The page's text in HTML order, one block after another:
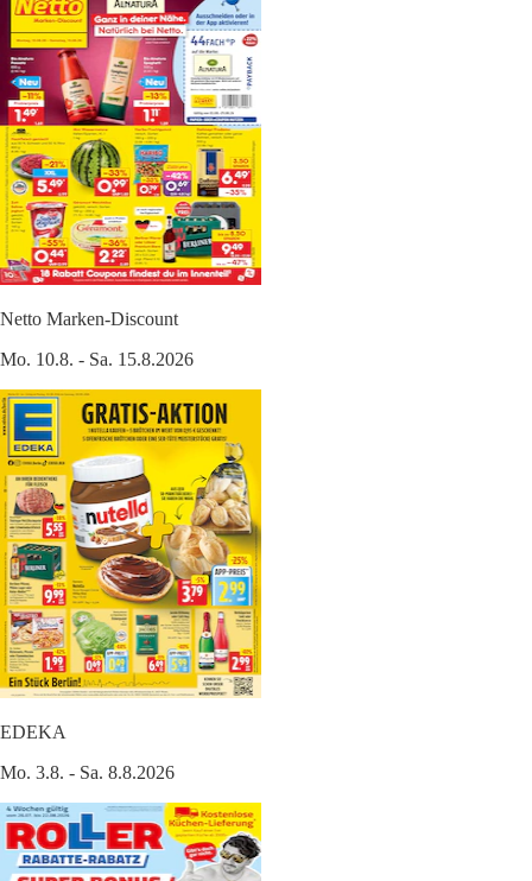
Netto Marken-Discount
Mo. 10.8. - Sa. 15.8.2026
EDEKA
Mo. 3.8. - Sa. 8.8.2026